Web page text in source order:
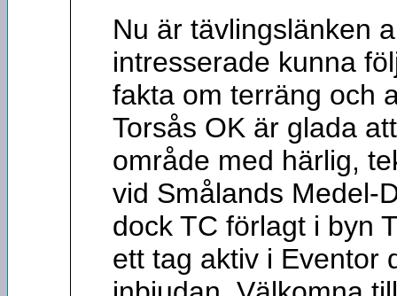
Nu är tävlingslänken
intresserade kunna
fakta om terräng och
Torsås OK är glada
område med härlig,
vid Smålands Medel-
dock TC förlagt i byn
ett tag aktiv i Eventor